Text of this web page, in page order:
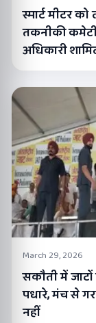
स्मार्ट मीटर
तकनीकी
अधिकारी
March 29, 2026
सकौती में
पधारे, मंच से
नहीं